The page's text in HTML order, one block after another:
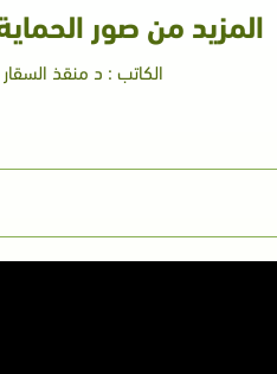
المزيد من صور
الكاتب : د منقذ السقار